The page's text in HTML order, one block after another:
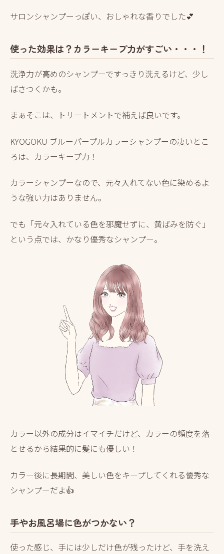
サロンシャンプーっぽい、おしゃれな香りでした💕
使った効果は？カラーキープ力がすごい・・・！
洗浄力が高めのシャンプーですっきり洗えるけど、少し
ぱさつくかも。
まぁそこは、トリートメントで補えば良いです。
KYOGOKU ブルーパープルカラーシャンプーの凄いとこ
ろは、カラーキープ力！
カラーシャンプーなので、元々入れてない色に染めるよ
うな強い力はありません。
でも 「元々入れている色を邪魔せずに、黄ばみを防ぐ」
という点では、かなり優秀なシャンプー。
カラー以外の成分はイマイチだけど、カラーの頻度を落
とせるから結果的に髪にも優しい！
カラー後に長期間、美しい色をキープしてくれる優秀な
シャンプーだよ👍
手やお風呂場に色がつかない？
使った感じ、手には少しだけ色が残ったけど、手を洗え